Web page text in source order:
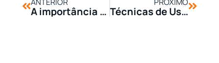
A importância da Logística de Equipamentos em Obras de Grande Porte Técnicas de Uso Eficiente de Equipamentos de Limpeza em Obras